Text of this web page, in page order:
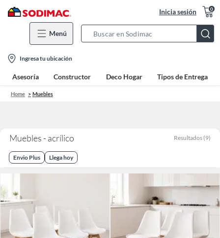
Inicia sesión 0
Menú
Bar
location-
icon
Ingresa tu ubicación
Asesoría Constructor Deco Hogar Tipos de Entrega
Home Muebles
Muebles - acrílico Resultados (9)
Envio Plus Llega hoy